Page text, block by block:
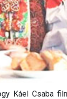
Káel Csaba